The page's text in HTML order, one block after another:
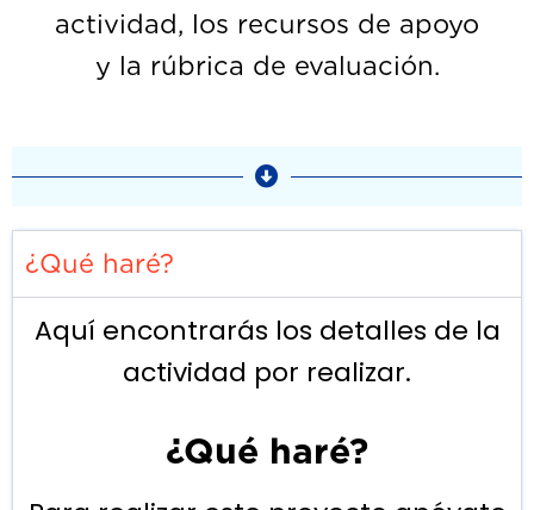
actividad, los recursos de apoyo
y la rúbrica de evaluación.
¿Qué haré?
Aquí encontrarás los detalles de la
actividad por realizar.
¿Qué haré?